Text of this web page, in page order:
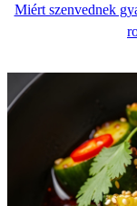
Miért szenvednek